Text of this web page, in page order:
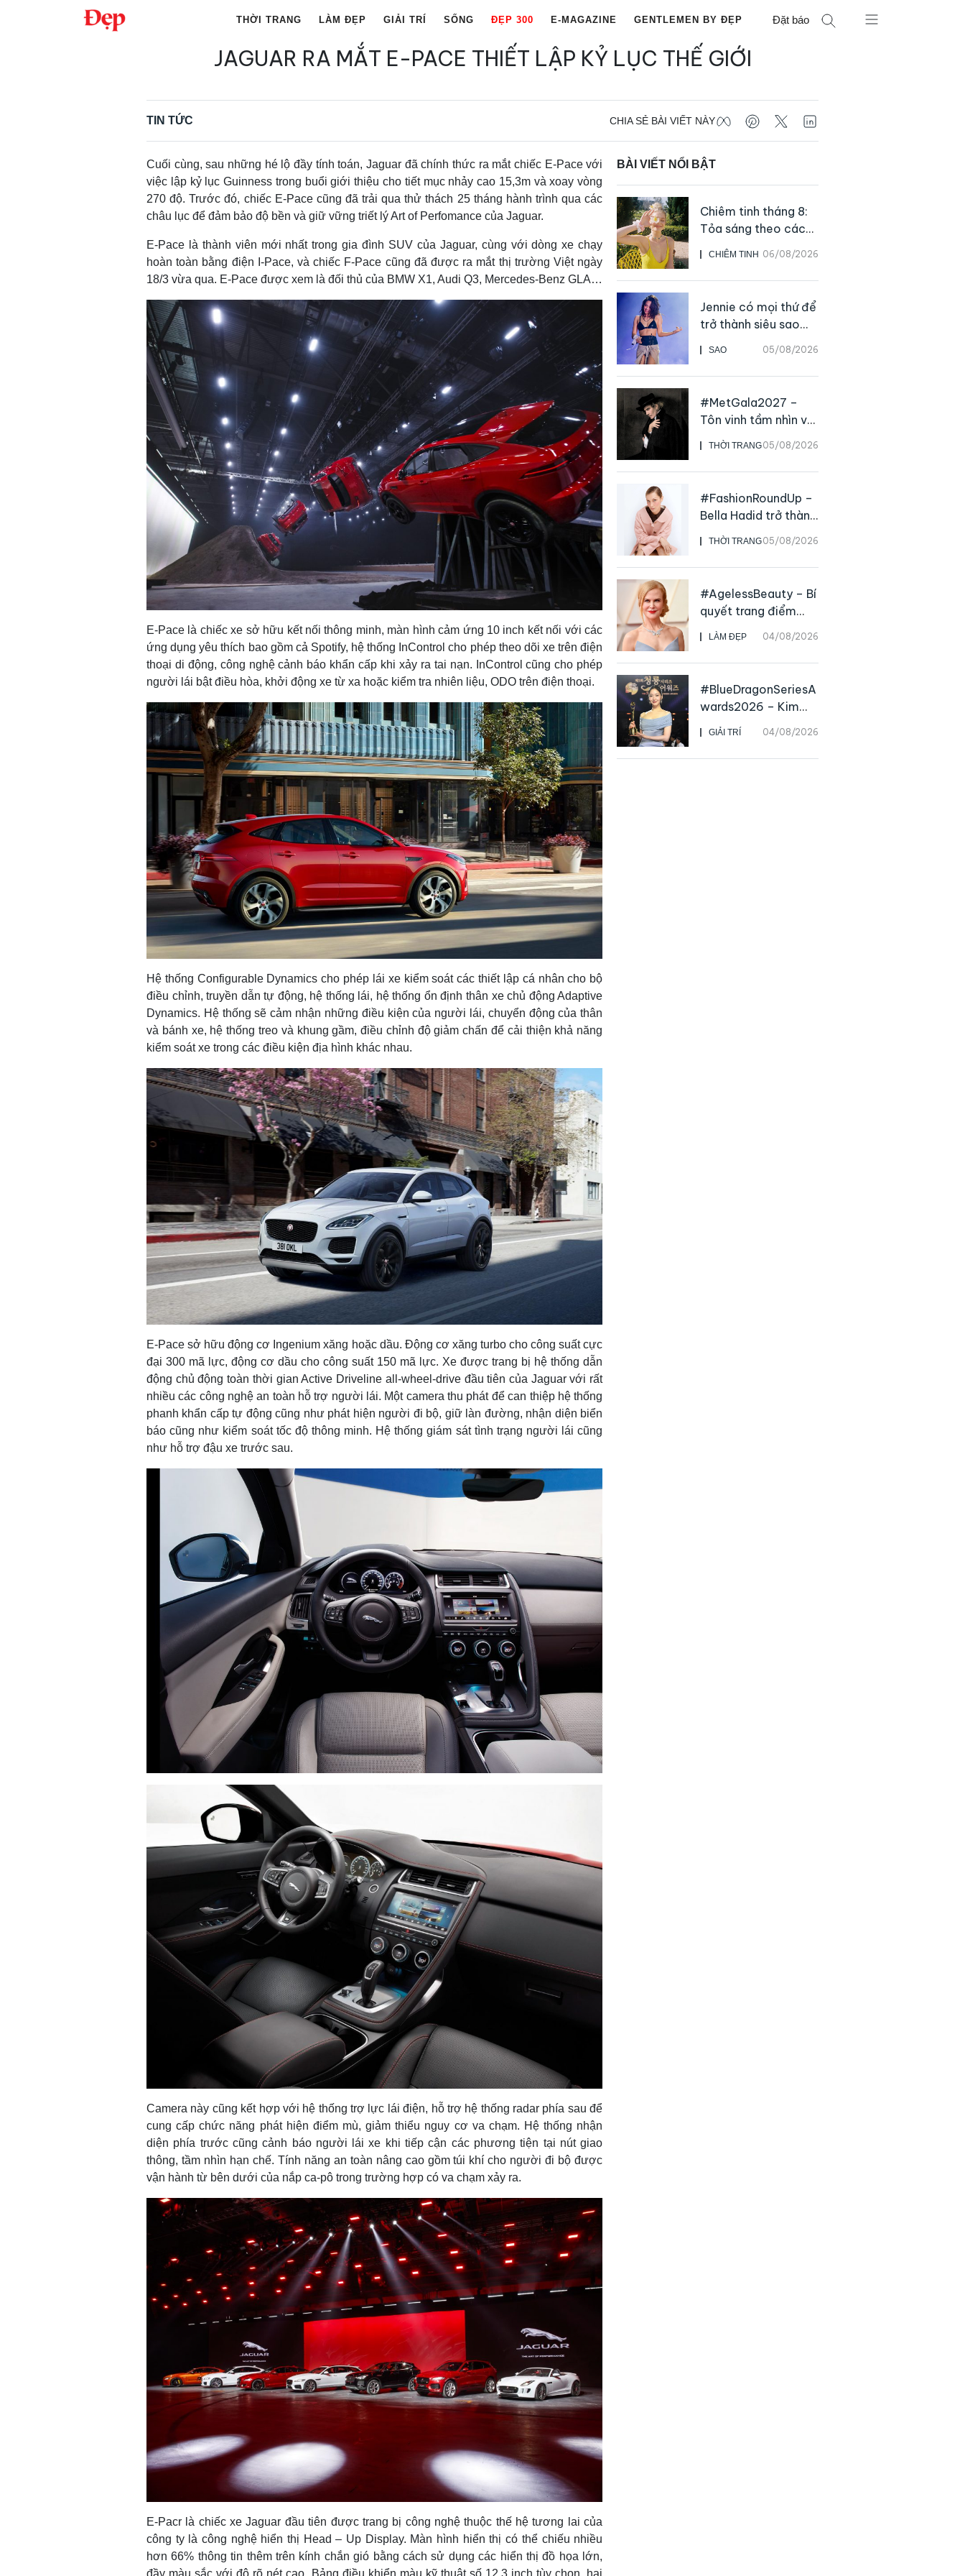
THỜI TRANG LÀM ĐẸP GIẢI TRÍ SỐNG ĐẸP 300 E-MAGAZINE GENTLEMEN BY ĐẸP Đặt báo
JAGUAR RA MẮT E-PACE THIẾT LẬP KỶ LỤC THẾ GIỚI
TIN TỨC CHIA SẺ BÀI VIẾT NÀY
Cuối cùng, sau những hé lộ đầy tính toán, Jaguar đã chính thức ra mắt chiếc E-Pace với
việc lập kỷ lục Guinness trong buổi giới thiệu cho tiết mục nhảy cao 15,3m và xoay vòng
270 độ. Trước đó, chiếc E-Pace cũng đã trải qua thử thách 25 tháng hành trình qua các
châu lục để đảm bảo độ bền và giữ vững triết lý Art of Perfomance của Jaguar.
E-Pace là thành viên mới nhất trong gia đình SUV của Jaguar, cùng với dòng xe chạy
hoàn toàn bằng điện I-Pace, và chiếc F-Pace cũng đã được ra mắt thị trường Việt ngày
18/3 vừa qua. E-Pace được xem là đối thủ của BMW X1, Audi Q3, Mercedes-Benz GLA…
E-Pace là chiếc xe sở hữu kết nối thông minh, màn hình cảm ứng 10 inch kết nối với các
ứng dụng yêu thích bao gồm cả Spotify, hệ thống InControl cho phép theo dõi xe trên điện
thoại di động, công nghệ cảnh báo khẩn cấp khi xảy ra tai nạn. InControl cũng cho phép
người lái bật điều hòa, khởi động xe từ xa hoặc kiểm tra nhiên liệu, ODO trên điện thoại.
Hệ thống Configurable Dynamics cho phép lái xe kiểm soát các thiết lập cá nhân cho bộ
điều chỉnh, truyền dẫn tự động, hệ thống lái, hệ thống ổn định thân xe chủ động Adaptive
Dynamics. Hệ thống sẽ cảm nhận những điều kiện của người lái, chuyển động của thân
và bánh xe, hệ thống treo và khung gầm, điều chỉnh độ giảm chấn để cải thiện khả năng
kiểm soát xe trong các điều kiện địa hình khác nhau.
E-Pace sở hữu động cơ Ingenium xăng hoặc dầu. Động cơ xăng turbo cho công suất cực
đại 300 mã lực, động cơ dầu cho công suất 150 mã lực. Xe được trang bị hệ thống dẫn
động chủ động toàn thời gian Active Driveline all-wheel-drive đầu tiên của Jaguar với rất
nhiều các công nghệ an toàn hỗ trợ người lái. Một camera thu phát để can thiệp hệ thống
phanh khẩn cấp tự động cũng như phát hiện người đi bộ, giữ làn đường, nhận diện biển
báo cũng như kiểm soát tốc độ thông minh. Hệ thống giám sát tình trạng người lái cũng
như hỗ trợ đậu xe trước sau.
Camera này cũng kết hợp với hệ thống trợ lực lái điện, hỗ trợ hệ thống radar phía sau để
cung cấp chức năng phát hiện điểm mù, giảm thiểu nguy cơ va chạm. Hệ thống nhận
diện phía trước cũng cảnh báo người lái xe khi tiếp cận các phương tiện tại nút giao
thông, tầm nhìn hạn chế. Tính năng an toàn nâng cao gồm túi khí cho người đi bộ được
vận hành từ bên dưới của nắp ca-pô trong trường hợp có va chạm xảy ra.
E-Pacr là chiếc xe Jaguar đầu tiên được trang bị công nghệ thuộc thế hệ tương lai của
công ty là công nghệ hiển thị Head – Up Display. Màn hình hiển thị có thể chiếu nhiều
hơn 66% thông tin thêm trên kính chắn gió bằng cách sử dụng các hiển thị đồ họa lớn,
BÀI VIẾT NỔI BẬT
CHIÊM TINH 06/08/2026
Chiêm tinh tháng 8:
Tỏa sáng theo cách
của chính mình
SAO 05/08/2026
Jennie có mọi thứ để
trở thành siêu sao
live
THỜI TRANG05/08/2026
#MetGala2027 –
Tôn vinh tầm nhìn và
sức ảnh hưởng sâu
rộng của NTK John
Galliano
THỜI TRANG05/08/2026
#FashionRoundUp –
Bella Hadid trở thành
Đại sứ Toàn cầu của
Prada Beauty,
CHANEL mua lại
LÀM ĐẸP 04/08/2026
#AgelessBeauty – Bí
quyết trang điểm
“hack” tuổi như các
nữ minh tinh hàng
đầu
GIẢI TRÍ 04/08/2026
#BlueDragonSeriesA
wards2026 – Kim
Go Eun chiến thắng
Daesang, niềm vui
nhân đôi của Park Bo